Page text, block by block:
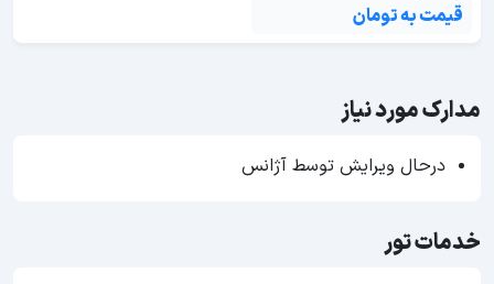
قیمت به تومان
مدارک مورد نیاز
درحال ویرایش توسط آژانس
خدمات تور